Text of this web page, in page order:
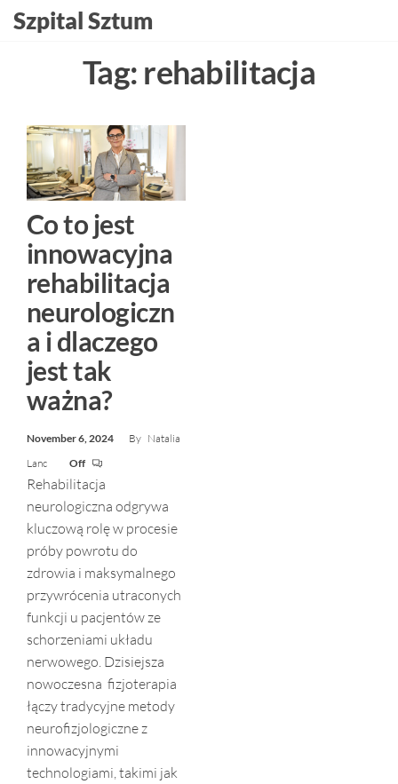
Szpital Sztum
Tag: rehabilitacja
Co to jest
innowacyjna
rehabilitacja
neurologiczn
a i dlaczego
jest tak
ważna?
November 6, 2024 By Natalia
Lanc
Off
Rehabilitacja
neurologiczna odgrywa
kluczową rolę w procesie
próby powrotu do
zdrowia i maksymalnego
przywrócenia utraconych
funkcji u pacjentów ze
schorzeniami układu
nerwowego. Dzisiejsza
nowoczesna fizjoterapia
łączy tradycyjne metody
neurofizjologiczne z
innowacyjnymi
technologiami, takimi jak